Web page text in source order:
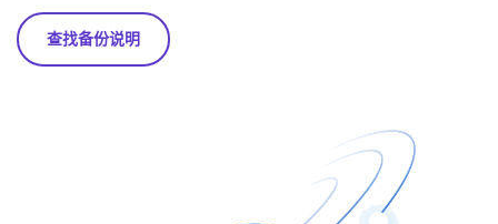
查找备份说明